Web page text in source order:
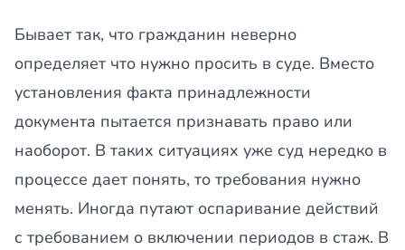
Бывает так, что гражданин неверно
определяет что нужно просить в суде. Вместо
установления факта принадлежности
документа пытается признавать право или
наоборот. В таких ситуациях уже суд нередко в
процессе дает понять, то требования нужно
менять. Иногда путают оспаривание действий
с требованием о включении периодов в стаж. В